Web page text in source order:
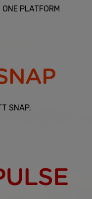
PLATFORM
SNAP.